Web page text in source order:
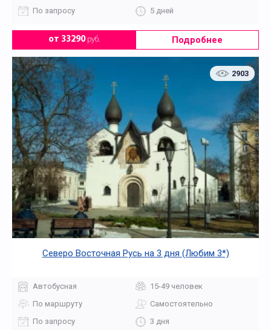
По запросу
5 дней
от 33290руб. Подробнее
2903
Северо Восточная Русь на 3 дня (Любим 3*)
Автобусная
15-49 человек
По маршруту
Самостоятельно
По запросу
3 дня